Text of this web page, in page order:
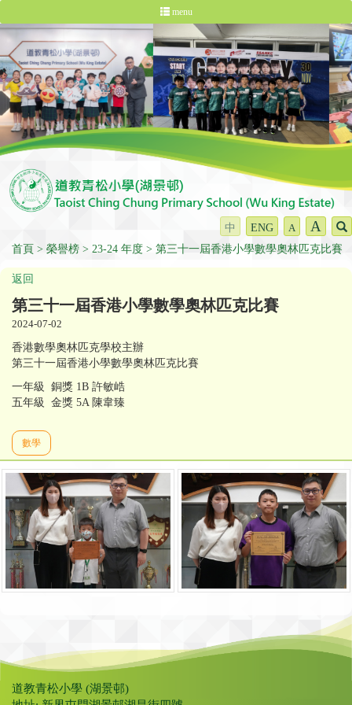
menu
中 ENG A A
首頁 榮譽榜 23-24 年度 第三十一屆香港小學數學奧林匹克比賽
返回
第三十一屆香港小學數學奧林匹克比賽
2024-07-02
香港數學奧林匹克學校主辦
第三十一屆香港小學數學奧林匹克比賽
一年級 銅獎 1B 許敏峼
五年級 金獎 5A 陳韋臻
數學
道教青松小學 (湖景邨)